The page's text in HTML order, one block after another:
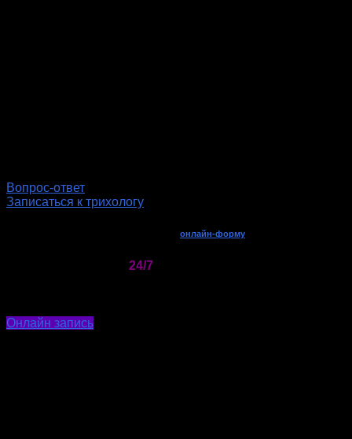
Вопрос-ответ
Записаться к трихологу
онлайн-форму
24/7
Онлайн запись